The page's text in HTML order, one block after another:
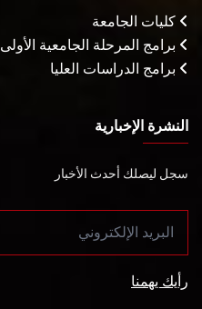
كليات الجامعة
برامج المرحلة الجامعية الأولى
برامج الدراسات العليا
النشرة الإخبارية
سجل ليصلك أحدث الأخبار
رأيك يهمنا